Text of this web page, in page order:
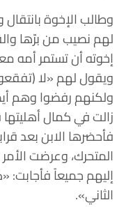
‏وطالب الإخوة
لهم نصيب من برّها
إخوته أن تستمر أمه
ويقول لهم «لا
ولكنهم رفضوا وهم
زالت في كمال
فأحضرها الابن بعد
المتحرك، و‏عرضت
إليهم جميعاً
الثاني».